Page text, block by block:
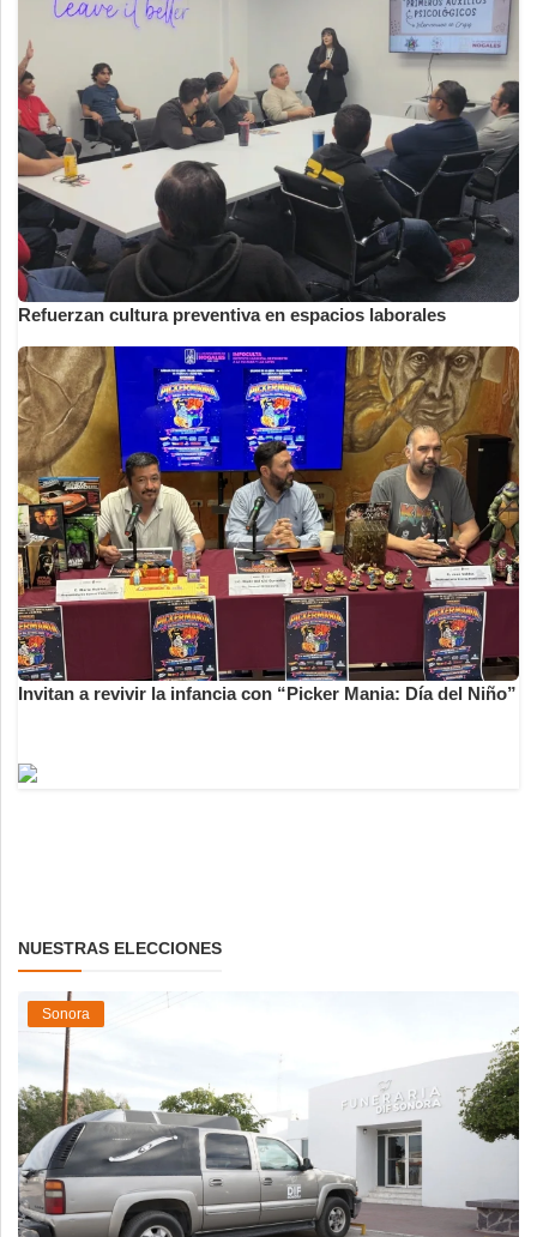
Refuerzan cultura preventiva en espacios laborales
Invitan a revivir la infancia con “Picker Mania: Día del Niño”
NUESTRAS ELECCIONES
Sonora